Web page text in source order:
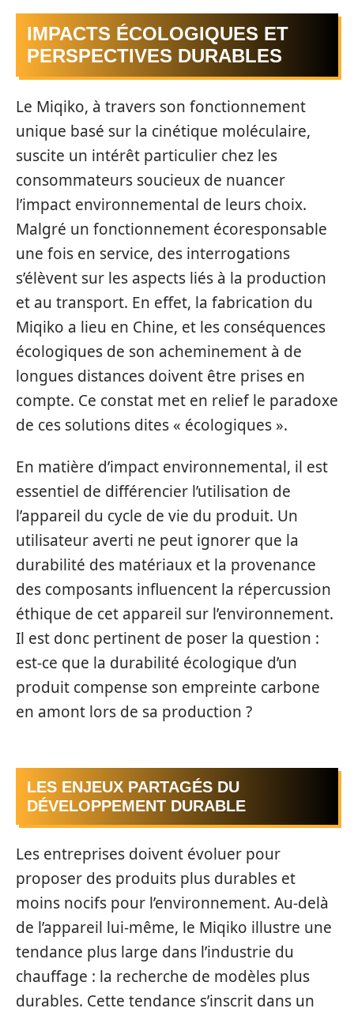
IMPACTS ÉCOLOGIQUES ET
PERSPECTIVES DURABLES
Le Miqiko, à travers son fonctionnement
unique basé sur la cinétique moléculaire,
suscite un intérêt particulier chez les
consommateurs soucieux de nuancer
l’impact environnemental de leurs choix.
Malgré un fonctionnement écoresponsable
une fois en service, des interrogations
s’élèvent sur les aspects liés à la production
et au transport. En effet, la fabrication du
Miqiko a lieu en Chine, et les conséquences
écologiques de son acheminement à de
longues distances doivent être prises en
compte. Ce constat met en relief le paradoxe
de ces solutions dites « écologiques ».
En matière d’impact environnemental, il est
essentiel de différencier l’utilisation de
l’appareil du cycle de vie du produit. Un
utilisateur averti ne peut ignorer que la
durabilité des matériaux et la provenance
des composants influencent la répercussion
éthique de cet appareil sur l’environnement.
Il est donc pertinent de poser la question :
est-ce que la durabilité écologique d’un
produit compense son empreinte carbone
en amont lors de sa production ?
LES ENJEUX PARTAGÉS DU
DÉVELOPPEMENT DURABLE
Les entreprises doivent évoluer pour
proposer des produits plus durables et
moins nocifs pour l’environnement. Au-delà
de l’appareil lui-même, le Miqiko illustre une
tendance plus large dans l’industrie du
chauffage : la recherche de modèles plus
durables. Cette tendance s’inscrit dans un